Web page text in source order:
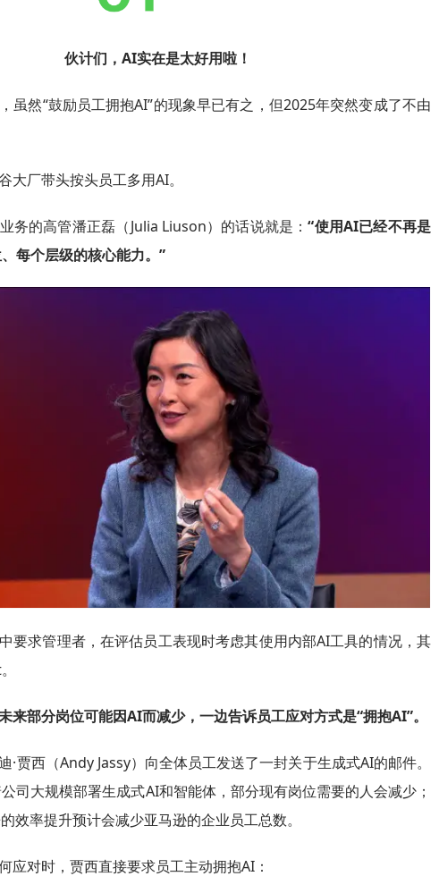
伙计们，AI实在是太好用啦！
虽然“鼓励员工拥抱AI”的现象早已有之，但2025年突然变成了不由
大厂带头按头员工多用AI。
务的高管潘正磊（Julia Liuson）的话说就是：“使用AI已经不再是
每个层级的核心能力。”
要求管理者，在评估员工表现时考虑其使用内部AI工具的情况，其
来部分岗位可能因AI而减少，一边告诉员工应对方式是“拥抱AI”。
·贾西（Andy Jassy）向全体员工发送了一封关于生成式AI的邮件。
司大规模部署生成式AI和智能体，部分现有岗位需要的人会减少；
效率提升预计会减少亚马逊的企业员工总数。
应对时，贾西直接要求员工主动拥抱AI：